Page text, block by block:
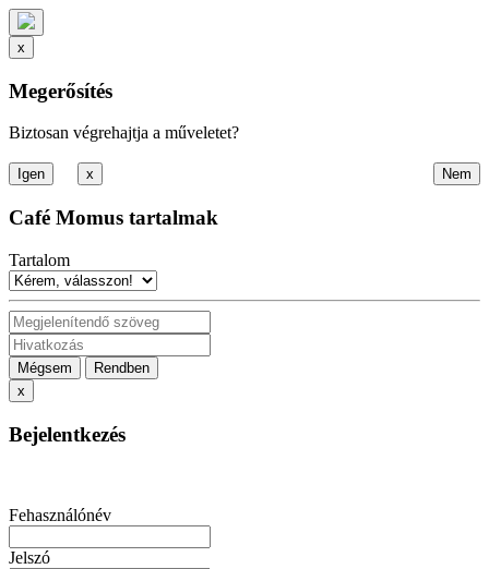
x
Megerősítés
Biztosan végrehajtja a műveletet?
x
Café Momus tartalmak
Tartalom
Mégsem
Rendben
x
Bejelentkezés
Fehasználónév
Jelszó